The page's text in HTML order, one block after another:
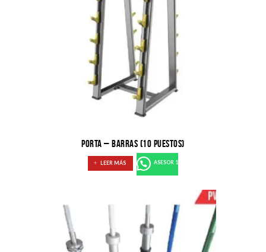
PORTA – BARRAS (10 PUESTOS)
LEER MÁS ASESOR 1